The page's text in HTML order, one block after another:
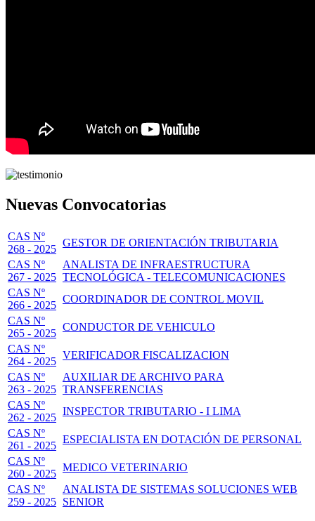
Nuevas Convocatorias
CAS Nº
268 - 2025
GESTOR DE ORIENTACIÓN TRIBUTARIA
CAS Nº
267 - 2025
ANALISTA DE INFRAESTRUCTURA
TECNOLÓGICA - TELECOMUNICACIONES
CAS Nº
266 - 2025
COORDINADOR DE CONTROL MOVIL
CAS Nº
265 - 2025
CONDUCTOR DE VEHICULO
CAS Nº
264 - 2025
VERIFICADOR FISCALIZACION
CAS Nº
263 - 2025
AUXILIAR DE ARCHIVO PARA
TRANSFERENCIAS
CAS Nº
262 - 2025
INSPECTOR TRIBUTARIO - I LIMA
CAS Nº
261 - 2025
ESPECIALISTA EN DOTACIÓN DE PERSONAL
CAS Nº
260 - 2025
MEDICO VETERINARIO
CAS Nº
259 - 2025
ANALISTA DE SISTEMAS SOLUCIONES WEB
SENIOR